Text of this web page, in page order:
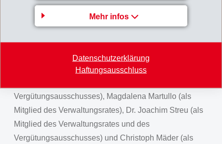
Mehr infos
Datenschutzerklärung
Haftungsausschluss
Verkaufspreiserhöhungen entwickelte sich der Umsatz
stärker als das Betriebsergebnis.
Der ordentlichen Generalversammlung vom 13. August
2022 der EMS-CHEMIE HOLDING AG werden die
bisherigen Verwaltungsratsmitglieder Bernhard Merki
Vergütungsausschusses), Magdalena Martullo (als
Mitglied des Verwaltungsrates), Dr. Joachim Streu (als
Mitglied des Verwaltungsrates und des
Vergütungsausschusses) und Christoph Mäder (als